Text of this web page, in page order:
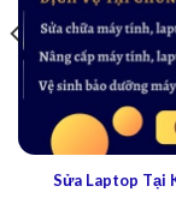
Sửa laptop Tại